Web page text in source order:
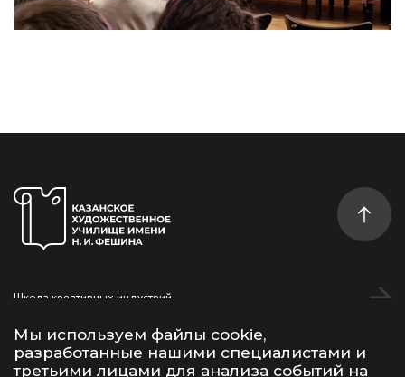
Мы используем файлы cookie,
разработанные нашими специалистами и
третьими лицами для анализа событий на
Школа креативных индустрий
Студентам
Дополнительное образование